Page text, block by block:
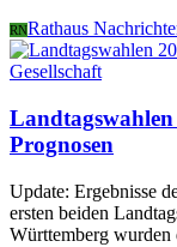
RNRathaus
Gesellschaft
Prognosen
Update: Ergebnisse
ersten beiden
Württemberg